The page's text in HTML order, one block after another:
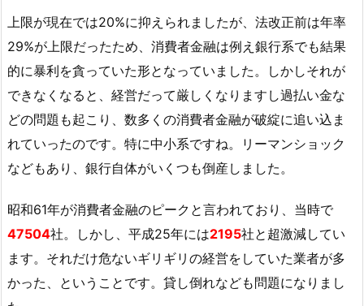
上限が現在では20%に抑えられましたが、法改正前は年率
29%が上限だったため、消費者金融は例え銀行系でも結果
的に暴利を貪っていた形となっていました。しかしそれが
できなくなると、経営だって厳しくなりますし過払い金な
どの問題も起こり、数多くの消費者金融が破綻に追い込ま
れていったのです。特に中小系ですね。リーマンショック
などもあり、銀行自体がいくつも倒産しました。
昭和61年が消費者金融のピークと言われており、当時で
47504社。しかし、平成25年には2195社と超激減してい
ます。それだけ危ないギリギリの経営をしていた業者が多
かった、ということです。貸し倒れなども問題になりまし